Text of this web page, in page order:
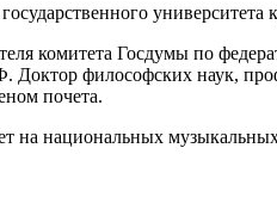
университета
комитета Госдумы по
Доктор философских наук,
почета.
на национальных